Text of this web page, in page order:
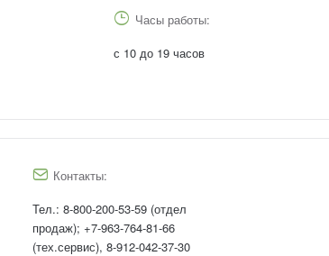
Часы работы:
с 10 до 19 часов
Контакты:
Тел.: 8-800-200-53-59 (отдел
продаж); +7-963-764-81-66
(тех.сервис), 8-912-042-37-30